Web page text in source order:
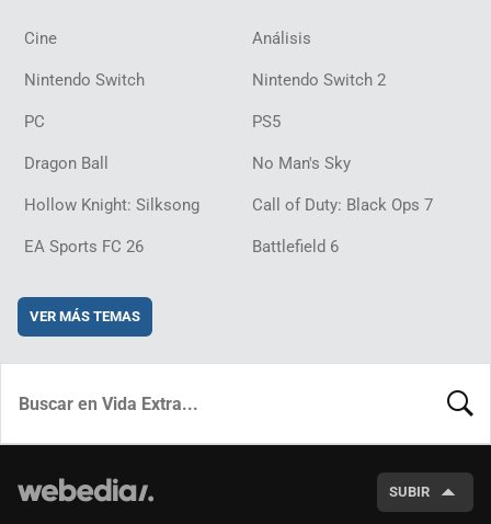
Cine Análisis
Nintendo Switch Nintendo Switch 2
PC PS5
Dragon Ball No Man's Sky
Hollow Knight: Silksong Call of Duty: Black Ops 7
EA Sports FC 26 Battlefield 6
VER MÁS TEMAS
SUBIR